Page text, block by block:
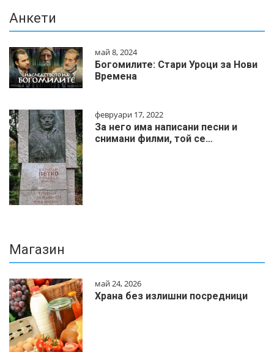
Анкети
май 8, 2024
Богомилите: Стари Уроци за Нови
Времена
февруари 17, 2022
За него има написани песни и
снимани филми, той се…
Магазин
май 24, 2026
Храна без излишни посредници